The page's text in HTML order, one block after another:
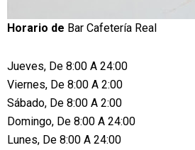
Horario de Bar Cafetería Real
Jueves, De 8:00 A 24:00
Viernes, De 8:00 A 2:00
Sábado, De 8:00 A 2:00
Domingo, De 8:00 A 24:00
Lunes, De 8:00 A 24:00